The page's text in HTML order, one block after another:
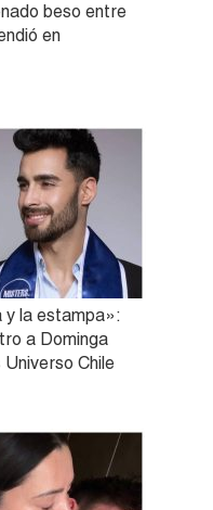
beso entre
en
la estampa»:
a Dominga
Chile